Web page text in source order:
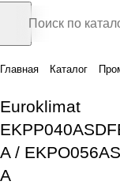
Главная Каталог
Euroklimat
A /
A